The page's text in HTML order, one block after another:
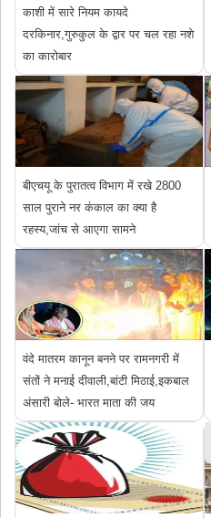
काशी में सारे नियम कायदे
दरकिनार,गुरुकुल के द्वार पर चल रहा नशे
का कारोबार
बीएचयू के पुरातत्व विभाग में रखे 2800
साल पुराने नर कंकाल का क्या है
रहस्य,जांच से आएगा सामने
वंदे मातरम कानून बनने पर रामनगरी में
संतों ने मनाई दीवाली,बांटी मिठाई,इकबाल
अंसारी बोले- भारत माता की जय